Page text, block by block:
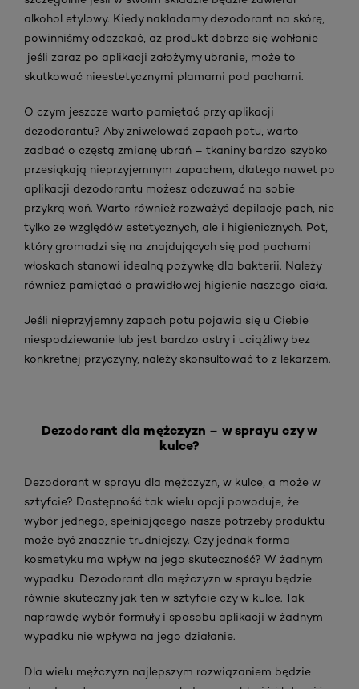
alkohol etylowy. Kiedy nakładamy dezodorant na skórę,
powinniśmy odczekać, aż produkt dobrze się wchłonie –
jeśli zaraz po aplikacji założymy ubranie, może to
skutkować nieestetycznymi plamami pod pachami.
O czym jeszcze warto pamiętać przy aplikacji
dezodorantu? Aby zniwelować zapach potu, warto
zadbać o częstą zmianę ubrań – tkaniny bardzo szybko
przesiąkają nieprzyjemnym zapachem, dlatego nawet po
aplikacji dezodorantu możesz odczuwać na sobie
przykrą woń. Warto również rozważyć depilację pach, nie
tylko ze względów estetycznych, ale i higienicznych. Pot,
który gromadzi się na znajdujących się pod pachami
włoskach stanowi idealną pożywkę dla bakterii. Należy
również pamiętać o prawidłowej higienie naszego ciała.
Jeśli nieprzyjemny zapach potu pojawia się u Ciebie
niespodziewanie lub jest bardzo ostry i uciążliwy bez
konkretnej przyczyny, należy skonsultować to z lekarzem.
Dezodorant dla mężczyzn – w sprayu czy w
kulce?
Dezodorant w sprayu dla mężczyzn, w kulce, a może w
sztyfcie? Dostępność tak wielu opcji powoduje, że
wybór jednego, spełniającego nasze potrzeby produktu
może być znacznie trudniejszy. Czy jednak forma
kosmetyku ma wpływ na jego skuteczność? W żadnym
wypadku. Dezodorant dla mężczyzn w sprayu będzie
równie skuteczny jak ten w sztyfcie czy w kulce. Tak
naprawdę wybór formuły i sposobu aplikacji w żadnym
wypadku nie wpływa na jego działanie.
Dla wielu mężczyzn najlepszym rozwiązaniem będzie